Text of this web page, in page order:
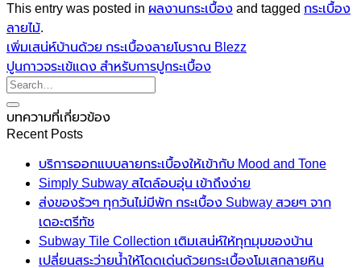
This entry was posted in ผลงานกระเบื้อง and tagged กระเบื้อง
ลายไม้.
เพิ่มเสน่ห์บ้านด้วย กระเบื้องลายโบราณ Blezz
ปูนกาวจระเข้แดง สำหรับการปูกระเบื้อง
บทความที่เกี่ยวข้อง
Recent Posts
บริการออกแบบลายกระเบื้องให้เข้ากับ Mood and Tone
Simply Subway สไตล์อบอุ่น เข้าถึงง่าย
ส่งของรัวๆ ทุกวันไม่มีพัก กระเบื้อง Subway สวยๆ จาก
เดอะตรีทัช
Subway Tile Collection เติมเสน่ห์ให้ทุกมุมของบ้าน
เปลี่ยนสระว่ายน้ำให้โดดเด่นด้วยกระเบื้องโมเสกลายหิน